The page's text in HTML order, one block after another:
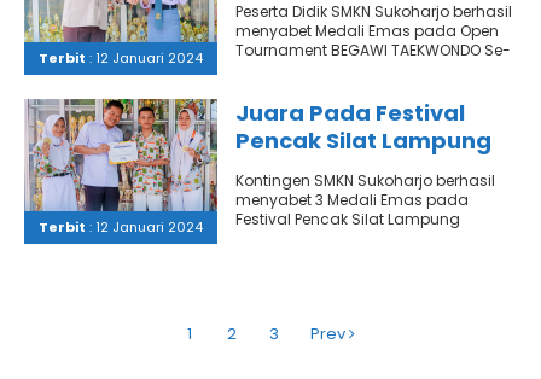
Terbit : 12 Januari 2024
Peserta Didik SMKN Sukoharjo berhasil
menyabet Medali Emas pada Open
Tournament BEGAWI TAEKWONDO Se-
Terbit : 12 Januari 2024
Juara Pada Festival
Pencak Silat Lampung
Berjaya
Kontingen SMKN Sukoharjo berhasil
menyabet 3 Medali Emas pada
Festival Pencak Silat Lampung
1 2 3 Prev